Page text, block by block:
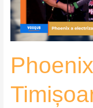
concert
memorabil